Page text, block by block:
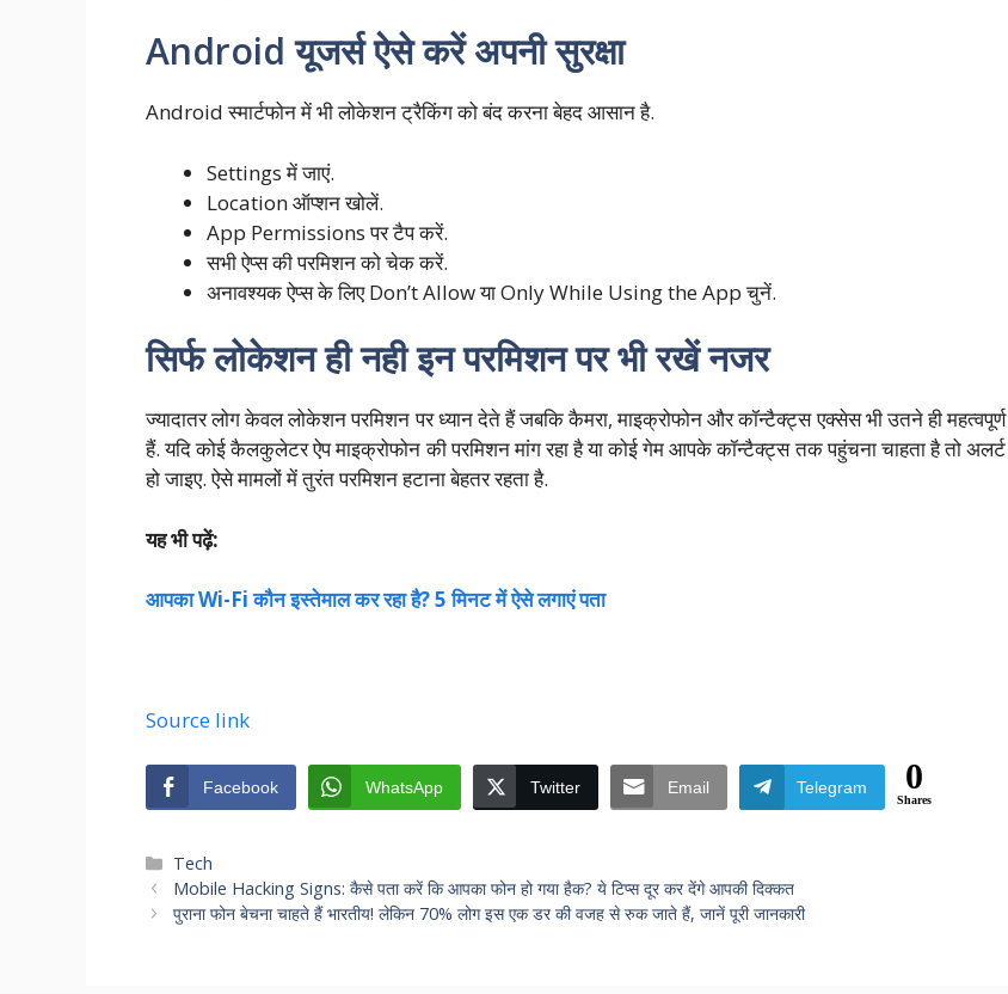
Android यूजर्स ऐसे करें अपनी सुरक्षा
Android स्मार्टफोन में भी लोकेशन ट्रैकिंग को बंद करना बेहद आसान है.
Settings में जाएं.
Location ऑप्शन खोलें.
App Permissions पर टैप करें.
सभी ऐप्स की परमिशन को चेक करें.
अनावश्यक ऐप्स के लिए Don’t Allow या Only While Using the App चुनें.
सिर्फ लोकेशन ही नही इन परमिशन पर भी रखें नजर
ज्यादातर लोग केवल लोकेशन परमिशन पर ध्यान देते हैं जबकि कैमरा, माइक्रोफोन और कॉन्टैक्ट्स एक्सेस भी उतने ही महत्वपूर्ण
हैं. यदि कोई कैलकुलेटर ऐप माइक्रोफोन की परमिशन मांग रहा है या कोई गेम आपके कॉन्टैक्ट्स तक पहुंचना चाहता है तो अलर्ट
हो जाइए. ऐसे मामलों में तुरंत परमिशन हटाना बेहतर रहता है.
यह भी पढ़ें:
आपका Wi-Fi कौन इस्तेमाल कर रहा है? 5 मिनट में ऐसे लगाएं पता
Source link
Facebook WhatsApp Twitter Email Telegram 0
Shares
Categories
Tech
Mobile Hacking Signs: कैसे पता करें कि आपका फोन हो गया हैक? ये टिप्स दूर कर देंगे आपकी दिक्कत
पुराना फोन बेचना चाहते हैं भारतीय! लेकिन 70% लोग इस एक डर की वजह से रुक जाते हैं, जानें पूरी जानकारी